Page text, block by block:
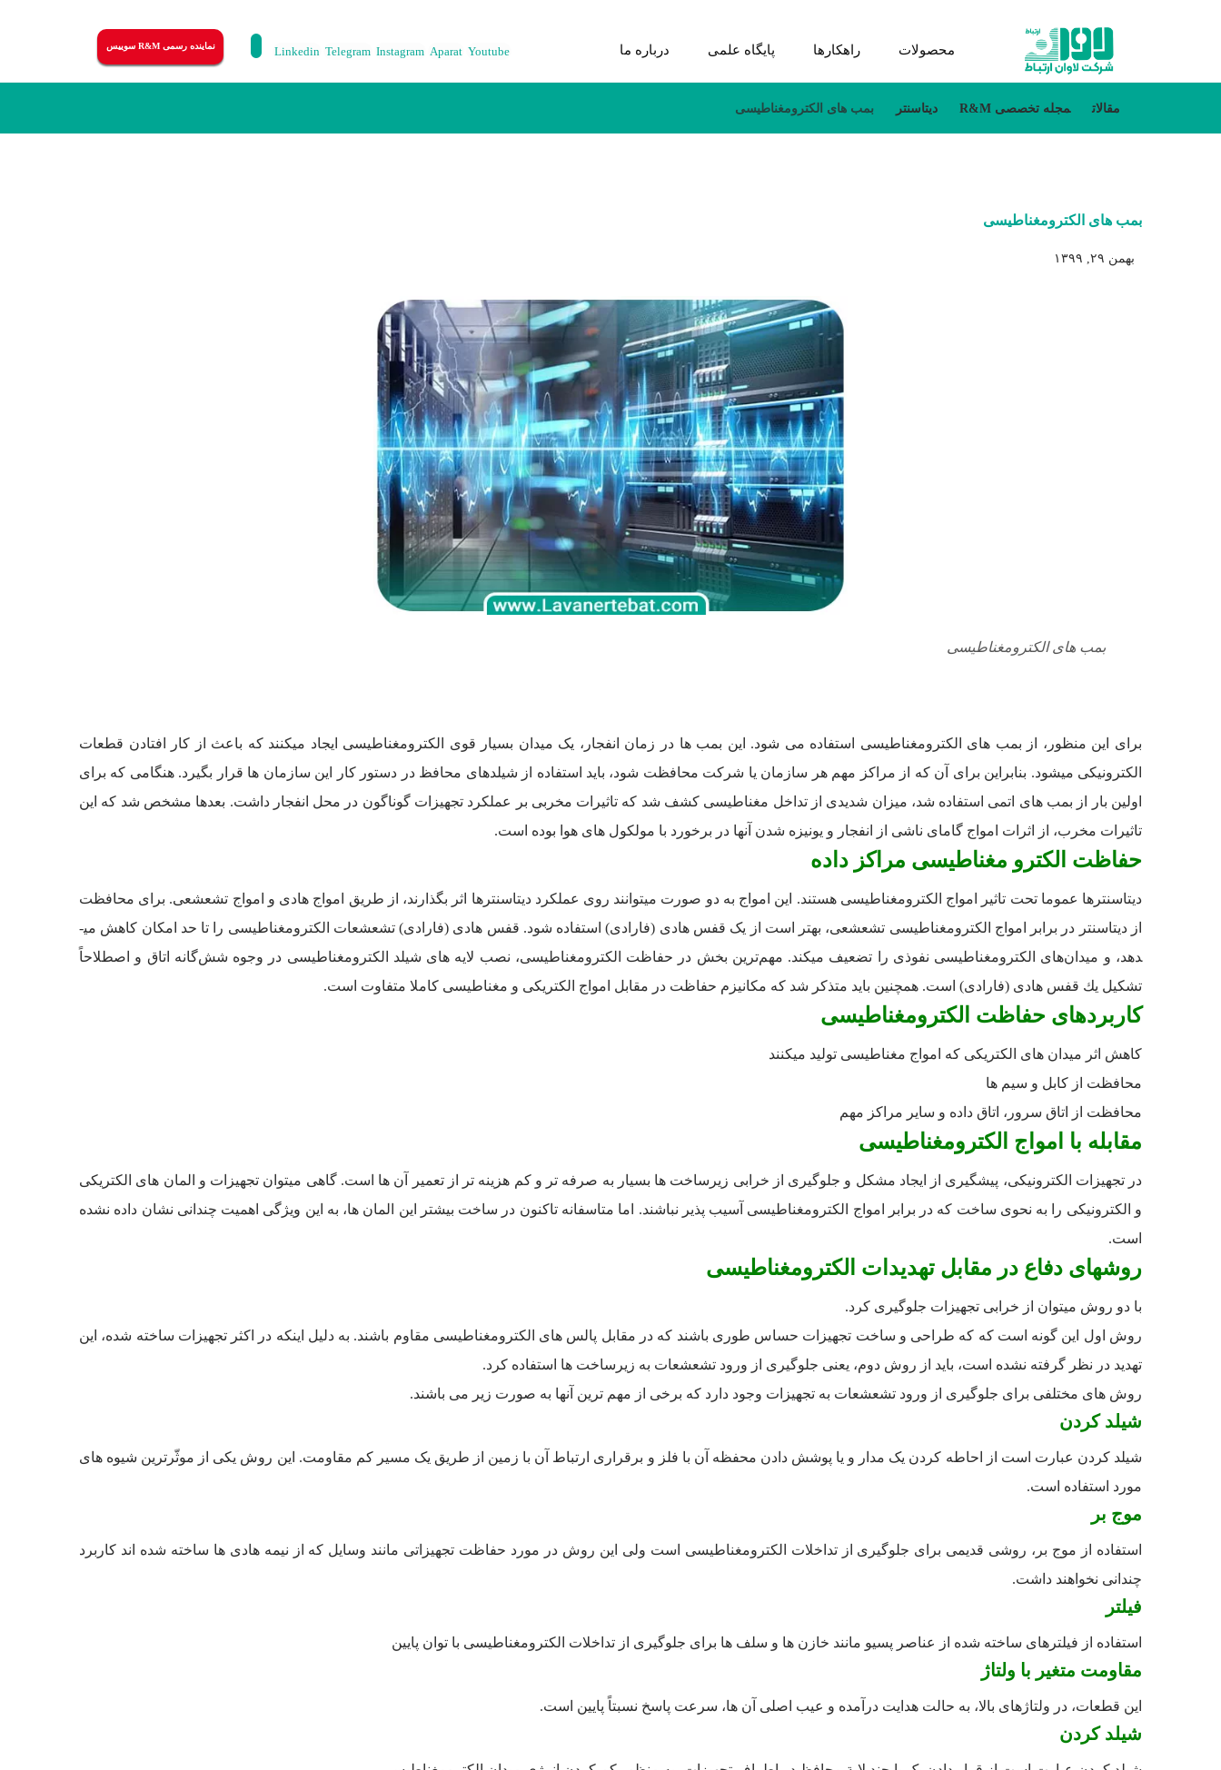
محصولات راهکارها پایگاه علمی درباره ما نماینده رسمی R&M سوییس Linkedin Telegram Instagram Aparat Youtube
مقالات مجله تخصصی R&M دیتاسنتر بمب ­های الکترومغناطیسی
بمب ­های الکترومغناطیسی
بهمن ۲۹, ۱۳۹۹
بمب های الکترومغناطیسی
برای این منظور، از بمب­ های الکترومغناطیسی استفاده می شود. این بمب ­ها در زمان انفجار، یک میدان بسیار قوی الکترومغناطیسی ایجاد می­کنند که باعث از کار افتادن قطعات
الکترونیکی می­شود. بنابراین برای آن که از مراکز مهم هر سازمان یا شرکت محافظت شود، باید استفاده از شیلدهای محافظ در دستور کار این سازمان ­ها قرار بگیرد. هنگامی که برای
اولین بار از بمب ­های اتمی استفاده شد، میزان شدیدی از تداخل مغناطیسی کشف شد که تاثیرات مخربی بر عملکرد تجهیزات گوناگون در محل انفجار داشت. بعدها مشخص شد که این
تاثیرات مخرب، از اثرات امواج گامای ناشی از انفجار و یونیزه شدن آن­ها در برخورد با مولکول­ های هوا بوده است.
حفاظت الکترو مغناطیسی مراکز داده
دیتاسنترها عموما تحت تاثیر امواج الکترومغناطیسی هستند. این امواج به دو صورت می­توانند روی عملکرد دیتاسنترها اثر بگذارند، از طریق امواج هادی و امواج تشعشعی. برای محافظت
از دیتاسنتر در برابر امواج الکترومغناطیسی تشعشعی، بهتر است از یک قفس هادی (فارادی) استفاده شود. قفس هادی (فارادی) تشعشعات الکترومغناطیسی را تا حد امکان کاهش می­
دهد، و میدان‌های الكترومغناطیسی نفوذی را تضعیف می­کند. مهم‌ترین بخش در حفاظت الکترومغناطیسی، نصب لایه­ های شیلد الکترومغناطیسی در وجوه شش‌گانه اتاق و اصطلاحاً
تشكیل یك قفس هادی (فارادی) است. همچنین باید متذكر شد كه مکانیزم حفاظت در مقابل امواج الکتریکی و مغناطیسی کاملا متفاوت است.
کاربردهای حفاظت الکترومغناطیسی
کاهش اثر میدان­ های الکتریکی که امواج مغناطیسی تولید می­کنند
محافظت از کابل و سیم ­ها
محافظت از اتاق سرور، اتاق داده و سایر مراکز مهم
مقابله با امواج الکترومغناطیسی
در تجهیزات الکترونیکی، پیشگیری از ایجاد مشکل و جلوگیری از خرابی زیرساخت­ ها بسیار به صرفه­ تر و کم هزینه ­تر از تعمیر آن­ ها است. گاهی می­توان تجهیزات و المان­ های الکتریکی
و الکترونیکی را به نحوی ساخت که در برابر امواج الکترومغناطیسی آسیب پذیر نباشند. اما متاسفانه تاکنون در ساخت بیشتر این المان­ ها، به این ویژگی اهمیت چندانی نشان داده نشده
است.
روش­های دفاع در مقابل تهدیدات الکترومغناطیسی
با دو روش می­توان از خرابی تجهیزات جلوگیری کرد.
روش اول این گونه است که که طراحی و ساخت تجهیزات حساس طوری باشند که در مقابل پالس­ های الکترومغناطیسی مقاوم باشند. به دلیل اینکه در اکثر تجهیزات ساخته شده، این
تهدید در نظر گرفته نشده است، باید از روش دوم، یعنی جلوگیری از ورود تشعشعات به زیرساخت ­ها استفاده کرد.
روش ­های مختلفی برای جلوگیری از ورود تشعشعات به تجهیزات وجود دارد که برخی از مهم ­ترین آن­ها به صورت زیر می ­باشند.
شیلد کردن
شیلد کردن عبارت است از احاطه کردن یک مدار و یا پوشش دادن محفظه آن با فلز و برقراری ارتباط آن با زمین از طریق یک مسیر کم مقاومت. این روش یکی از موثّرترین شیوه های
مورد استفاده است.
موج بر
استفاده از موج بر، روشی قدیمی برای جلوگیری از تداخلات الکترومغناطیسی است ولی این روش در مورد حفاظت تجهیزاتی مانند وسایل که از نیمه هادی­ ها ساخته شده اند کاربرد
چندانی نخواهند داشت.
فیلتر
استفاده از فیلترهای ساخته شده از عناصر پسیو مانند خازن ها و سلف ها برای جلوگیری از تداخلات الکترومغناطیسی با توان پایین
مقاومت متغیر با ولتاژ
این قطعات، در ولتاژهای بالا، به حالت هدایت درآمده و عیب اصلی آن­ ها، سرعت پاسخ نسبتاً پایین است.
شیلد کردن